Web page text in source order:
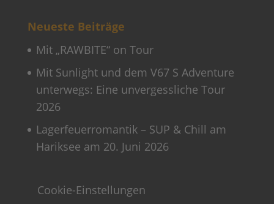
Neueste Beiträge
Mit „RAWBITE“ on Tour
Mit Sunlight und dem V67 S Adventure
unterwegs: Eine unvergessliche Tour
2026
Lagerfeuerromantik – SUP & Chill am
Hariksee am 20. Juni 2026
Cookie-Einstellungen